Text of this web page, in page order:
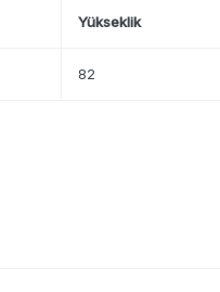
Yükseklik
82